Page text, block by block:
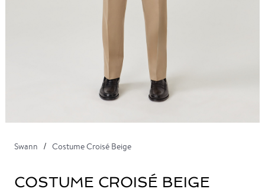
Swann Costume Croisé Beige
COSTUME CROISÉ BEIGE